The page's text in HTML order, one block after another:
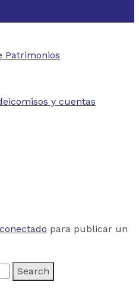
Patrimonios
y cuentas
conectado para publicar un